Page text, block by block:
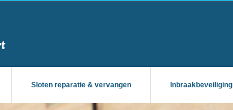
Sloten reparatie & vervangen Inbraakbeveiliging